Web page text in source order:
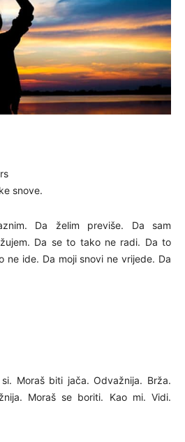
snove.
Da želim previše. Da sam
Da se to tako ne radi. Da to
ne ide. Da moji snovi ne vrijede. Da
Moraš biti jača. Odvažnija. Brža.
Moraš se boriti. Kao mi. Vidi.